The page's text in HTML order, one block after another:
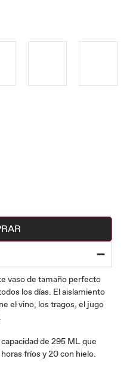
vaso de tamaño perfecto
los días. El aislamiento
el vino, los tragos, el jugo
de 295 ML que
fríos y 20 con hielo.